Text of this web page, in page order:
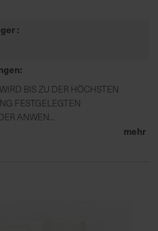
BIS ZU DER HÖCHSTEN
FESTGELEGTEN
ANWEN...
mehr